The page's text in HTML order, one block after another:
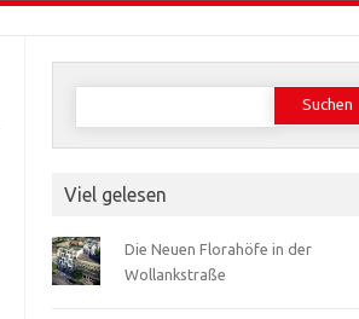
Suchen
Viel gelesen
Die Neuen Florahöfe in der
Wollankstraße